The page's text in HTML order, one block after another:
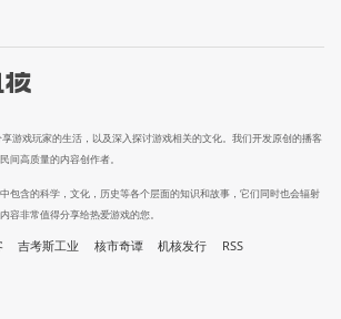
游戏玩家的生活，以及深入探讨游戏相关的文化。我们开发原创的播客
间高质量的内容创作者。
包含的科学，文化，历史等各个层面的知识和故事，它们同时也会辐射
容非常值得分享给热爱游戏的您。
吉考斯工业 核市奇谭 机核发行 RSS